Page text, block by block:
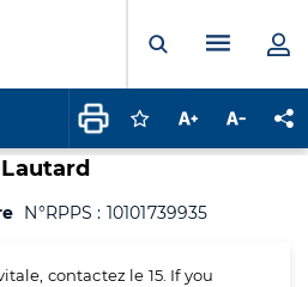
Ouvrir laMenu
Connectez-vous
Augmenter la
N°RPPS : 10101739935
contactez le 15. If you